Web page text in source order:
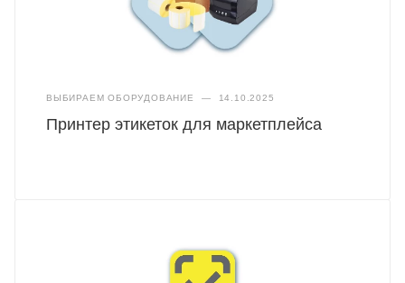
ВЫБИРАЕМ ОБОРУДОВАНИЕ — 14.10.2025
Принтер этикеток для маркетплейса